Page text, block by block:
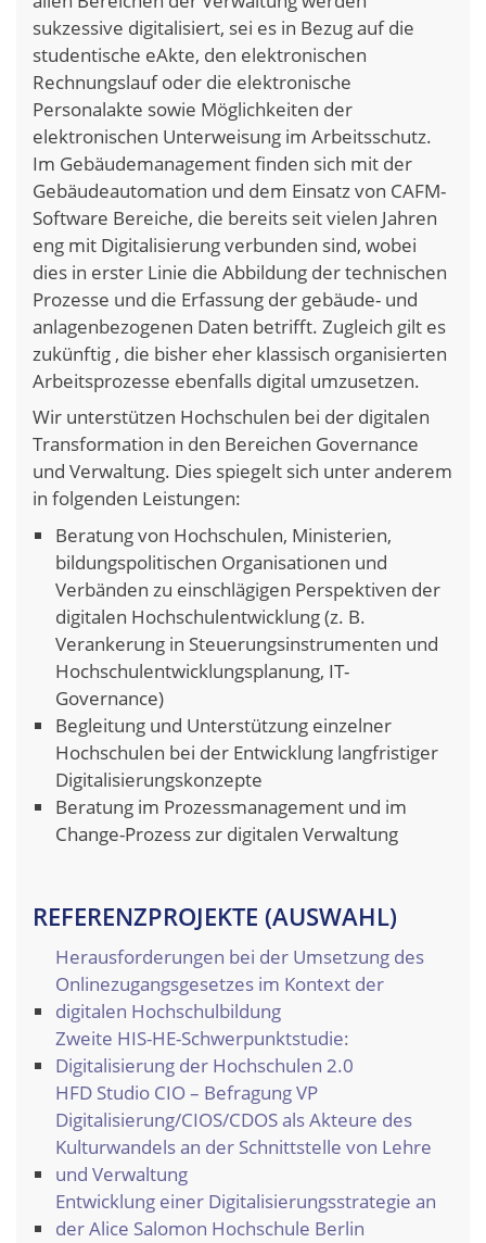
sukzessive digitalisiert, sei es in Bezug auf die
studentische eAkte, den elektronischen
Rechnungslauf oder die elektronische
Personalakte sowie Möglichkeiten der
elektronischen Unterweisung im Arbeitsschutz.
Im Gebäudemanagement finden sich mit der
Gebäudeautomation und dem Einsatz von CAFM-
Software Bereiche, die bereits seit vielen Jahren
eng mit Digitalisierung verbunden sind, wobei
dies in erster Linie die Abbildung der technischen
Prozesse und die Erfassung der gebäude- und
anlagenbezogenen Daten betrifft. Zugleich gilt es
zukünftig , die bisher eher klassisch organisierten
Arbeitsprozesse ebenfalls digital umzusetzen.
Wir unterstützen Hochschulen bei der digitalen
Transformation in den Bereichen Governance
und Verwaltung. Dies spiegelt sich unter anderem
in folgenden Leistungen:
Beratung von Hochschulen, Ministerien,
bildungspolitischen Organisationen und
Verbänden zu einschlägigen Perspektiven der
digitalen Hochschulentwicklung (z. B.
Verankerung in Steuerungsinstrumenten und
Hochschulentwicklungsplanung, IT-
Governance)
Begleitung und Unterstützung einzelner
Hochschulen bei der Entwicklung langfristiger
Digitalisierungskonzepte
Beratung im Prozessmanagement und im
Change-Prozess zur digitalen Verwaltung
REFERENZPROJEKTE (AUSWAHL)
Herausforderungen bei der Umsetzung des
Onlinezugangsgesetzes im Kontext der
digitalen Hochschulbildung
Zweite HIS-HE-Schwerpunktstudie:
Digitalisierung der Hochschulen 2.0
HFD Studio CIO – Befragung VP
Digitalisierung/CIOS/CDOS als Akteure des
Kulturwandels an der Schnittstelle von Lehre
und Verwaltung
Entwicklung einer Digitalisierungsstrategie an
der Alice Salomon Hochschule Berlin